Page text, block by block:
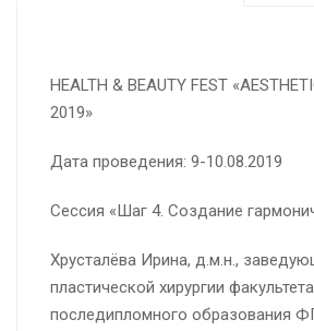
HEALTH & BEAUTY FEST
2019»
Дата проведения: 9-10.08.2019
Сессия «Шаг 4. Создание
Хрусталёва Ирина, д.м.н.,
пластической хирургии факультета
последипломного образования